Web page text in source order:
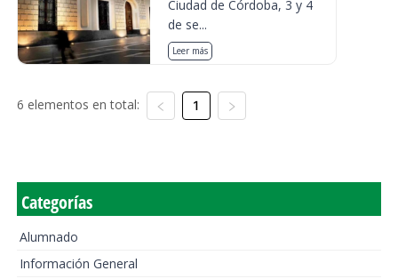
Ciudad de Córdoba, 3 y 4
de se...
Leer más
6 elementos en total: 1
Categorías
Alumnado
Información General